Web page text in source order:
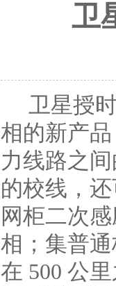
卫
卫星授
相的新产
力线路之
的校线，
网柜二次
相；集普
在 500 公